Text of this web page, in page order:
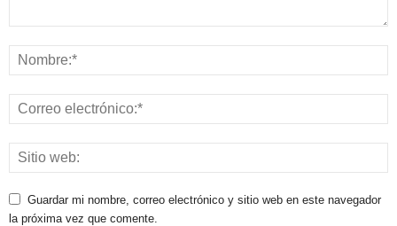
Guardar mi nombre, correo electrónico y sitio web en este navegador
la próxima vez que comente.